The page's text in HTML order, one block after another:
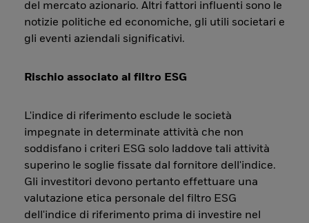
del mercato azionario. Altri fattori influenti sono le
notizie politiche ed economiche, gli utili societari e
gli eventi aziendali significativi.
Rischio associato al filtro ESG
L'indice di riferimento esclude le società
impegnate in determinate attività che non
soddisfano i criteri ESG solo laddove tali attività
superino le soglie fissate dal fornitore dell'indice.
Gli investitori devono pertanto effettuare una
valutazione etica personale del filtro ESG
dell'indice di riferimento prima di investire nel